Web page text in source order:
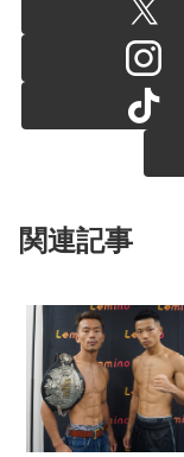
関連記事